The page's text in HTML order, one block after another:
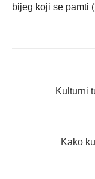
bijeg koji se pamti
Previous
Kulturni
Next
Kako